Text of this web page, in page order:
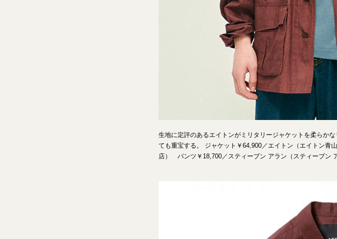
生地に定評のあるエイトンがミリタリージャケットを柔らか
ても重宝する。 ジャケット￥64,900／エイトン（エイトン
店） パンツ￥18,700／スティーブン アラン（スティーブン